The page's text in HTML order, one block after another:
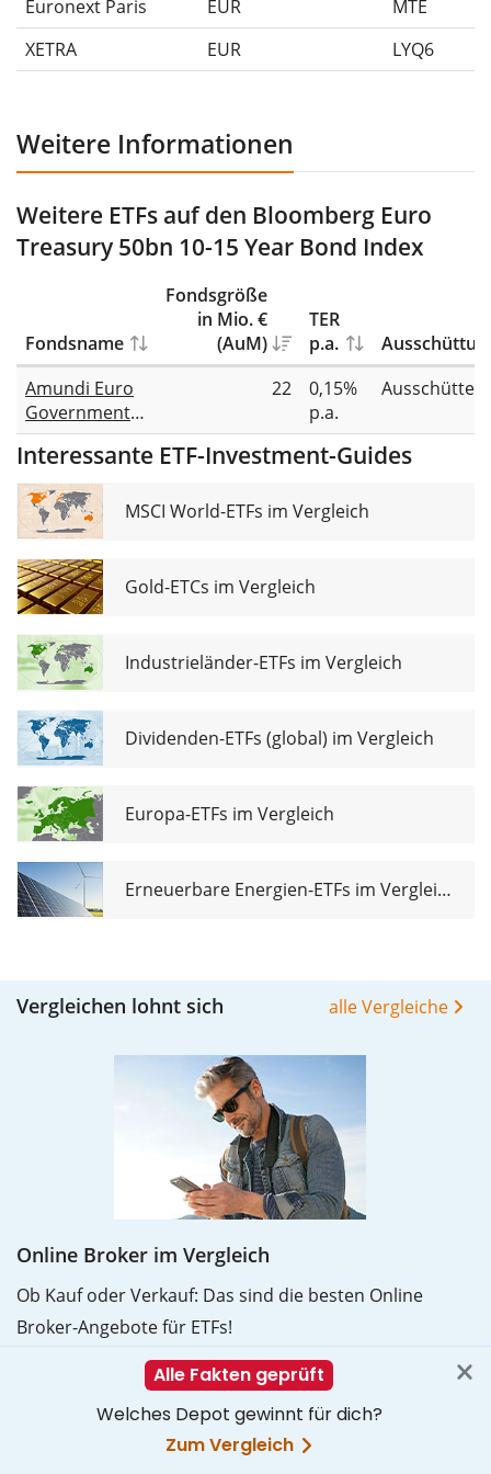
Euronext Paris
EUR
MTE
XETRA
EUR LYQ6
Weitere Informationen
Weitere ETFs auf den Bloomberg Euro
Treasury 50bn 10-15 Year Bond Index
Fondsname
Fondsgröße
in Mio. €
(AuM)
TER
p.a.
Amundi Euro
Government
Bond 10-15Y
UCITS ETF Dist
22
0,15%
p.a.
Interessante ETF-Investment-Guides
MSCI World-ETFs im Vergleich
Gold-ETCs im Vergleich
Industrieländer-ETFs im Vergleich
Dividenden-ETFs (global) im Vergleich
Europa-ETFs im Vergleich
Erneuerbare Energien-ETFs im Vergleich
Vergleichen lohnt sich alle Vergleiche
Online Broker im Vergleich
Ob Kauf oder Verkauf: Das sind die besten Online
Broker-Angebote für ETFs!
Mehr erfahren
Interessante Artikel